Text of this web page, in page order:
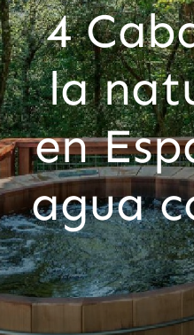
4
la
en
agua